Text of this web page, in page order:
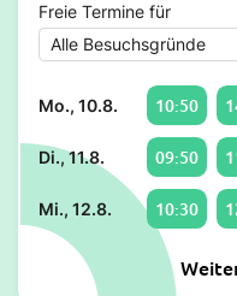
Freie Termine für
Mo., 10.8. 10:50
Di., 11.8. 09:50
Mi., 12.8. 10:30